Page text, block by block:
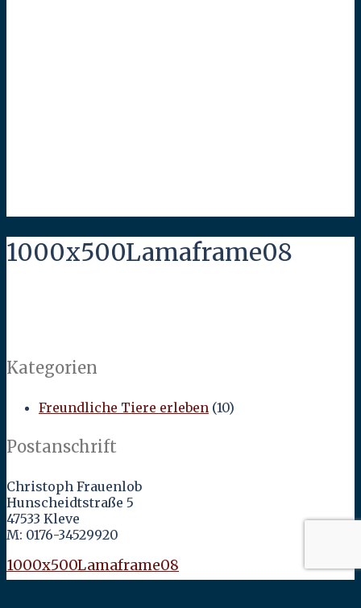
1000x500Lamaframe08
Kategorien
Freundliche Tiere erleben (10)
Postanschrift
Christoph Frauenlob
Hunscheidtstraße 5
47533 Kleve
M: 0176-34529920
1000x500Lamaframe08
←